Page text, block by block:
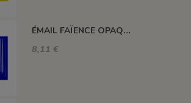
ÉMAIL FAÏENCE OPAQUE SANS PLOMB MAT BLEU FONCÉ EMSP13
8,11 €